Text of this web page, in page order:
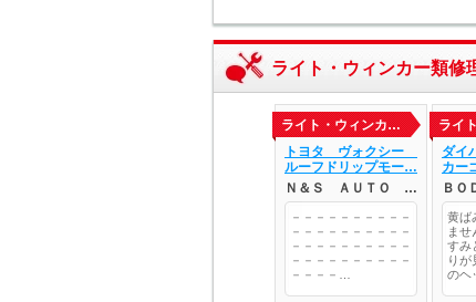
ライト・ウィンカー類修
ライト・ウィンカ…
トヨタ ヴォクシー
ルーフドリップモー…
Ｎ＆Ｓ ＡＵＴＯ …
－－－－－－－－－－
－－－－－－－－－－
－－－－－－－－－－
－－－－－－－－－－
－－－－…
ライ
ダイ
カー
Ｂ
黄ば
ませ
すみ
りが
のヘ